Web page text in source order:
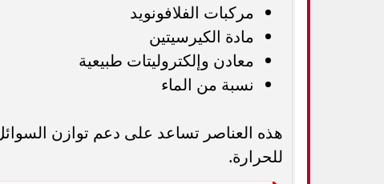
مركبات الفلافونويد
مادة الكيرسيتين
معادن وإلكتروليتات طبيعية
نسبة من الماء
هذه العناصر تساعد على دعم توازن
للحرارة.